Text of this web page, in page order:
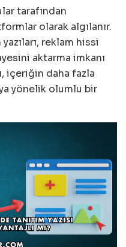
tarafından
olarak algılanır.
reklam hissi
aktarma imkanı
içeriğin daha fazla
yönelik olumlu bir